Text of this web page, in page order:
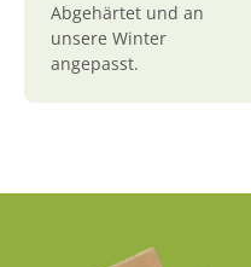
Abgehärtet und an
unsere Winter
angepasst.